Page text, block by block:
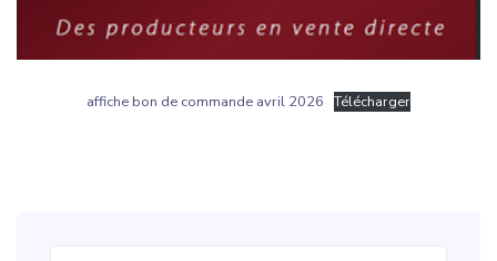
affiche bon de commande avril 2026 Télécharger